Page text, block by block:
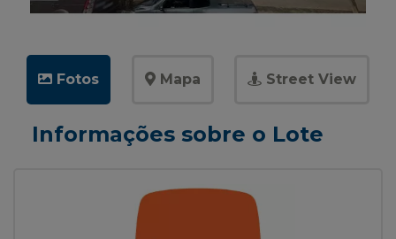
Fotos Mapa Street View
Informações sobre o Lote